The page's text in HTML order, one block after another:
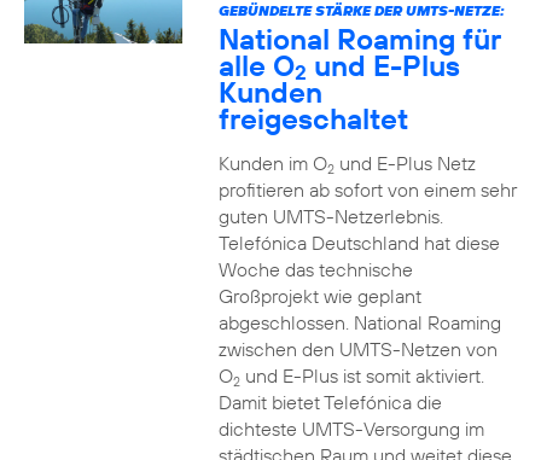
GEBÜNDELTE STÄRKE DER UMTS-NETZE:
National Roaming für
alle O2 und E-Plus
Kunden
freigeschaltet
Kunden im O2und E-Plus Netz
profitieren ab sofort von einem sehr
guten UMTS-Netzerlebnis.
Telefónica Deutschland hat diese
Woche das technische
Großprojekt wie geplant
abgeschlossen. National Roaming
zwischen den UMTS-Netzen von
O2und E-Plus ist somit aktiviert.
Damit bietet Telefónica die
dichteste UMTS-Versorgung im
städtischen Raum und weitet diese